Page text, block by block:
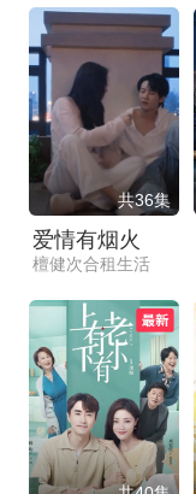
共36集
爱情有烟火
檀健次合租生活